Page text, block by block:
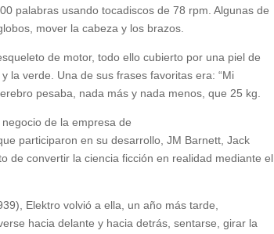
palabras usando tocadiscos de 78 rpm. Algunas de
mover la cabeza y los brazos.
de motor, todo ello cubierto por una piel de
la verde. Una de sus frases favoritas era: “Mi
pesaba, nada más y nada menos, que 25 kg.
de la empresa de
participaron en su desarrollo, JM Barnett, Jack
de convertir la ciencia ficción en realidad mediante el
Elektro volvió a ella, un año más tarde,
hacia delante y hacia detrás, sentarse, girar la